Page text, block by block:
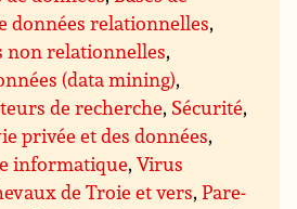
données relationnelles,
non relationnelles,
(data mining),
de recherche, Sécurité,
privée et des données,
informatique,Virus
de Troie et vers,Pare-